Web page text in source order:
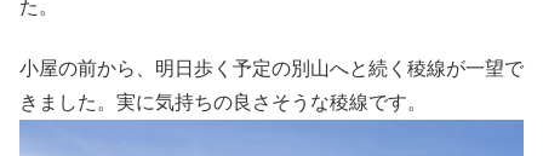
た。
小屋の前から、明日歩く予定の別山へと続く稜線が一望で
きました。実に気持ちの良さそうな稜線です。